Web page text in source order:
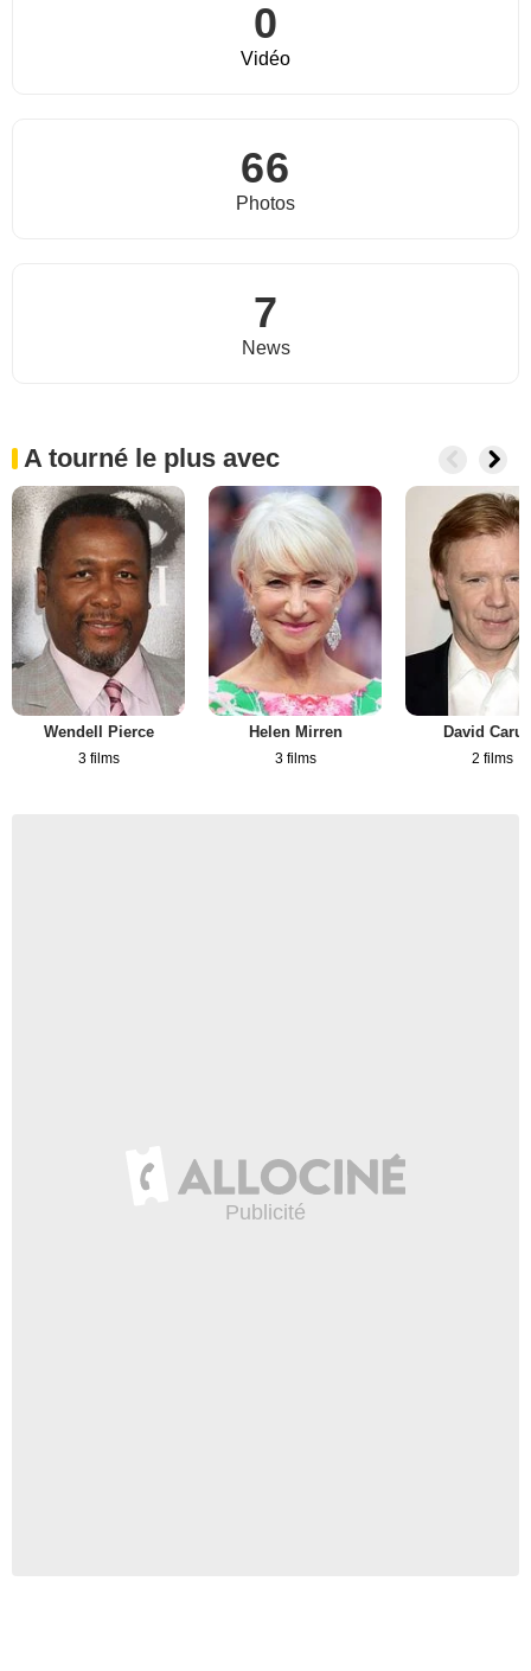
0
Vidéo
66
Photos
7
News
A tourné le plus avec
Wendell Pierce
3 films
Helen Mirren
3 films
David
2 films